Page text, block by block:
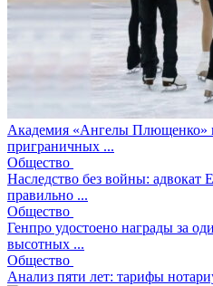
Академия «Ангелы Плющенко»
приграничных ...
Общество
Наследство без войны: адвокат
правильно ...
Общество
Генпро удостоено награды за
высотных ...
Общество
Анализ пяти лет: тарифы